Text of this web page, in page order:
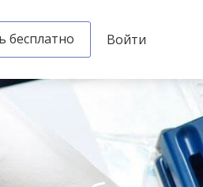
бесплатно Войти